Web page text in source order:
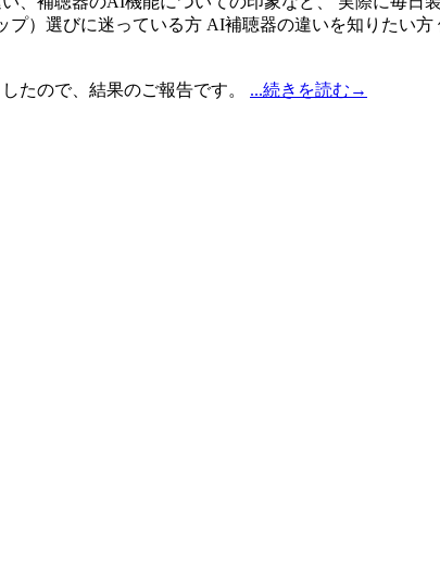
）選びに迷っている方 AI補聴器の違いを知りたい方
たので、結果のご報告です。 ...続きを読む→